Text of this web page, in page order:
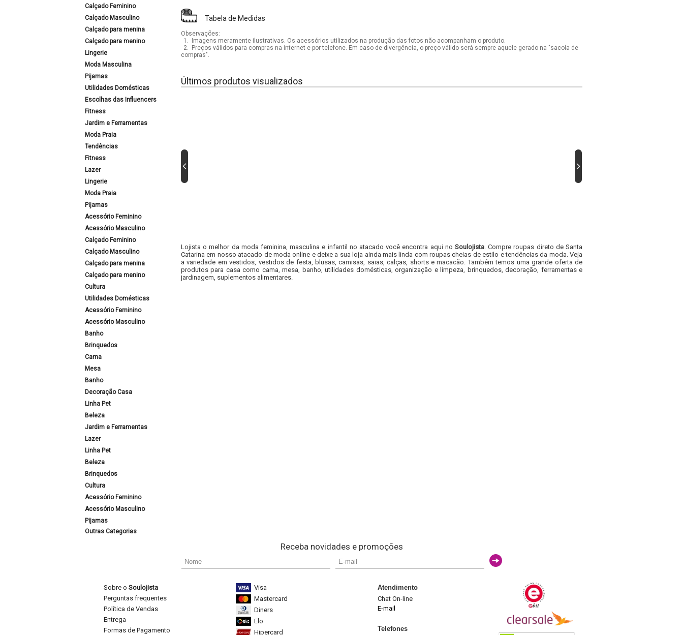
Calçado Feminino
Calçado Masculino
Calçado para menina
Calçado para menino
Lingerie
Moda Masculina
Pijamas
Utilidades Domésticas
Escolhas das Influencers
Fitness
Jardim e Ferramentas
Moda Praia
Tendências
Fitness
Lazer
Lingerie
Moda Praia
Pijamas
Acessório Feminino
Acessório Masculino
Calçado Feminino
Calçado Masculino
Calçado para menina
Calçado para menino
Cultura
Utilidades Domésticas
Acessório Feminino
Acessório Masculino
Banho
Brinquedos
Cama
Mesa
Banho
Decoração Casa
Linha Pet
Beleza
Jardim e Ferramentas
Lazer
Linha Pet
Beleza
Brinquedos
Cultura
Acessório Feminino
Acessório Masculino
Pijamas
Outras Categorias
Tabela de Medidas
Observações:
1.
Imagens meramente ilustrativas. Os acessórios utilizados na produção das fotos não acompanham o produto.
2.
Preços válidos para compras na internet e por telefone. Em caso de divergência, o preço válido será sempre aquele gerado na "sacola de
compras".
Últimos produtos visualizados
Lojista o melhor da moda feminina, masculina e infantil no atacado você encontra aqui no Soulojista. Compre roupas direto de Santa
Catarina em nosso atacado de moda online e deixe a sua loja ainda mais linda com roupas cheias de estilo e tendências da moda. Veja
a variedade em vestidos, vestidos de festa, blusas, camisas, saias, calças, shorts e macacão. Também temos uma grande oferta de
produtos para casa como cama, mesa, banho, utilidades domésticas, organização e limpeza, brinquedos, decoração, ferramentas e
jardinagem, suplementos alimentares.
Receba novidades e promoções
Sobre o Soulojista
Perguntas frequentes
Política de Vendas
Entrega
Formas de Pagamento
Visa
Mastercard
Diners
Elo
Hipercard
Atendimento
Chat On-line
E-mail
Telefones